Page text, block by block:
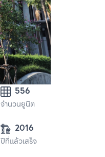
556
จำนวนยูนิต
2016
ปีที่แล้วเสร็จ